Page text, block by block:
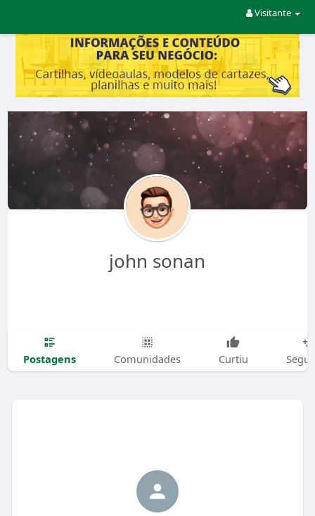
Visitante
john sonan
Postagens Comunidades Curtiu